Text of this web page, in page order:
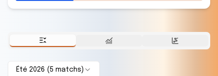
Été 2026 (5 matchs )